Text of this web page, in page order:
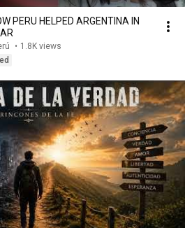
PERU HELPED ARGENTINA IN
• 1.8K views